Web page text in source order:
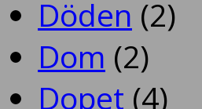
Döden (2)
Dom (2)
Dopet (4)